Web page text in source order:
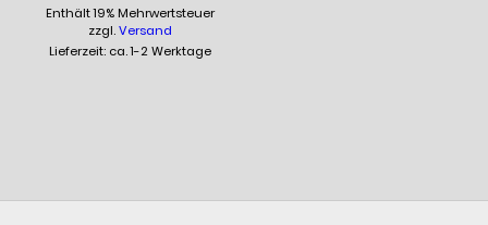
war:
89,00 €
ist:
Enthält 19% Mehrwertsteuer
zzgl.Versand
Lieferzeit: ca. 1-2 Werktage